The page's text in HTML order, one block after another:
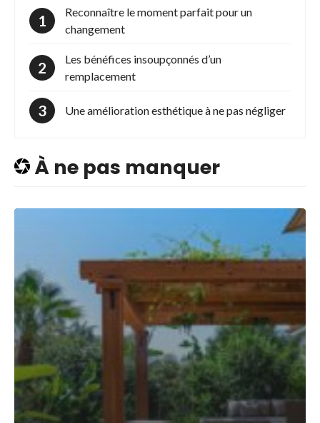
Reconnaître le moment parfait pour un
changement
Les bénéfices insoupçonnés d’un
remplacement
Une amélioration esthétique à ne pas négliger
À ne pas manquer